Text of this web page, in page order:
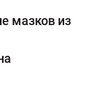
мазков из